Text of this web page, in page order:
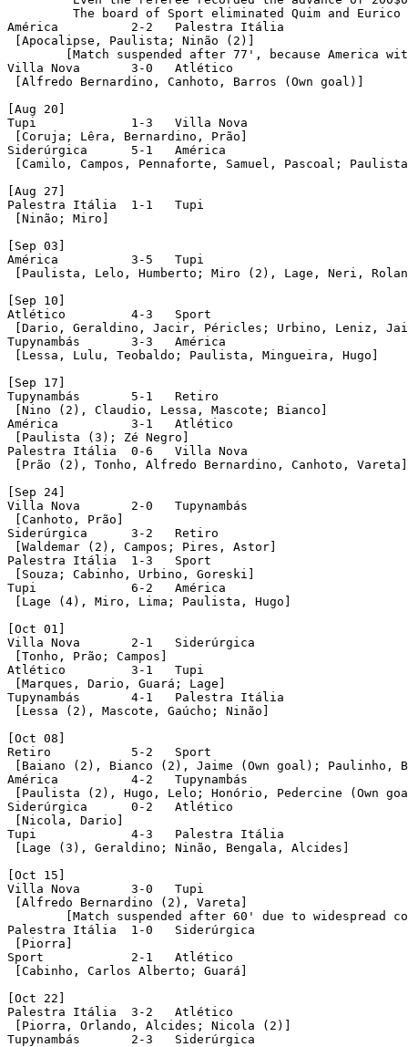
América		 2-2   Palestra Itália
[Apocalipse, Paulista; Ninão (2)]
Villa Nova	 3-0   Atlético
[Alfredo Bernardino, Canhoto, Barros (Own goal)]
[Aug 20]
Tupi		 1-3   Villa Nova
[Coruja; Lêra, Bernardino, Prão]
Siderúrgica	 5-1   América
[Camilo, Campos, Pennaforte, Samuel, Pascoal;
[Aug 27]
Palestra Itália	 1-1   Tupi
[Ninão; Miro]
[Sep 03]
América		 3-5   Tupi
[Paulista, Lelo, Humberto; Miro (2), Lage, Neri,
[Sep 10]
Atlético	 4-3   Sport
[Dario, Geraldino, Jacir, Péricles; Urbino, Leniz,
Tupynambás	 3-3   América
[Lessa, Lulu, Teobaldo; Paulista, Mingueira, Hugo]
[Sep 17]
Tupynambás	 5-1   Retiro
[Nino (2), Claudio, Lessa, Mascote; Bianco]
América		 3-1   Atlético
[Paulista (3); Zé Negro]
Palestra Itália	 0-6   Villa Nova
[Prão (2), Tonho, Alfredo Bernardino, Canhoto, Vareta]
[Sep 24]
Villa Nova	 2-0   Tupynambás
[Canhoto, Prão]
Siderúrgica	 3-2   Retiro
[Waldemar (2), Campos; Pires, Astor]
Palestra Itália	 1-3   Sport
[Souza; Cabinho, Urbino, Goreski]
Tupi		 6-2   América
[Lage (4), Miro, Lima; Paulista, Hugo]
[Oct 01]
Villa Nova	 2-1   Siderúrgica
[Tonho, Prão; Campos]
Atlético	 3-1   Tupi
[Marques, Dario, Guará; Lage]
Tupynambás	 4-1   Palestra Itália
[Lessa (2), Mascote, Gaúcho; Ninão]
[Oct 08]
Retiro		 5-2   Sport
[Baiano (2), Bianco (2), Jaime (Own goal); Paulinho,
América		 4-2   Tupynambás
[Paulista (2), Hugo, Lelo; Honório, Pedercine (Own
Siderúrgica	 0-2   Atlético
[Nicola, Dario]
Tupi		 4-3   Palestra Itália
[Lage (3), Geraldino; Ninão, Bengala, Alcides]
[Oct 15]
Villa Nova	 3-0   Tupi
[Alfredo Bernardino (2), Vareta]
Palestra Itália	 1-0   Siderúrgica
[Piorra]
Sport		 2-1   Atlético
[Cabinho, Carlos Alberto; Guará]
[Oct 22]
Palestra Itália	 3-2   Atlético
[Piorra, Orlando, Alcides; Nicola (2)]
Tupynambás	 2-3   Siderúrgica